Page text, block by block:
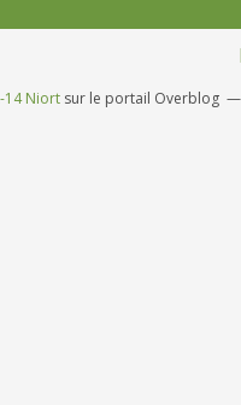
14 Niort sur le portail Overblog